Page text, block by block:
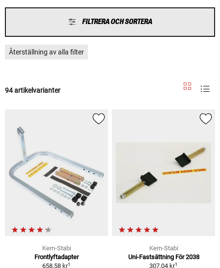
FILTRERA OCH SORTERA
Återställning av alla filter
94 artikelvarianter
Kern-Stabi
Frontlyftadapter
658,58 kr1
Kern-Stabi
Uni-Fastsättning För 2038
307,04 kr1